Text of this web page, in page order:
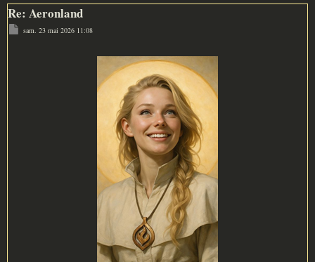
Re: Aeronland
M
e
sam. 23 mai 2026 11:08